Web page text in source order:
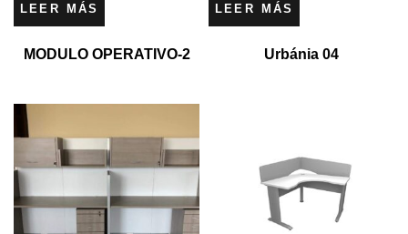
LEER MÁS
MODULO OPERATIVO-2
LEER MÁS
Urbánia 04